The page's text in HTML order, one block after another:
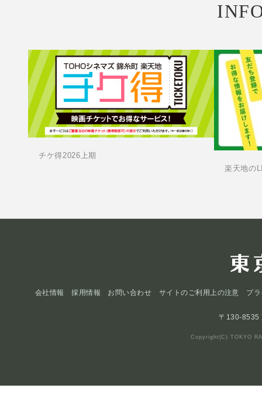
チケ得2026上期
楽天地の
会社情報 採用情報 お問い合わせ サイトのご利用上の注意 プ
〒130-8535
Copyright(C) TOKYO